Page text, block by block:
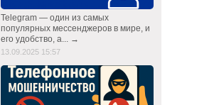
Telegram — один из самых
популярных мессенджеров в мире, и
его удобство, а... →
13.09.2025 15:57